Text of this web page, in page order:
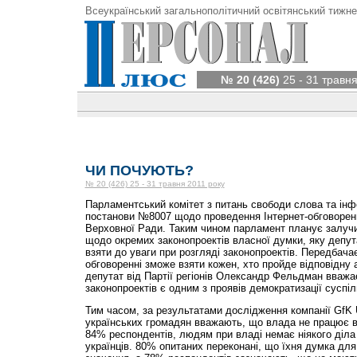
Всеукраїнський загальнополітичний освітянський
№ 20 (426) 25 - 31
ЧИ ПОЧУЮТЬ?
№ 20 (426) 25 - 31 травня 2011 року
Парламентський комітет з питань свободи слова та
постанови №8007 щодо проведення Інтернет-
Верховної Ради. Таким чином парламент планує
щодо окремих законопроектів власної думки, яку
взяти до уваги при розгляді законопроектів.
обговоренні зможе взяти кожен, хто пройде відповідну
депутат від Партії регіонів Олександр Фельдман
законопроектів є одним з проявів демократизації
Тим часом, за результатами дослідження компанії GfK
українських громадян вважають, що влада не працює
84% респондентів, людям при владі немає ніякого
українців. 80% опитаних переконані, що їхня думка